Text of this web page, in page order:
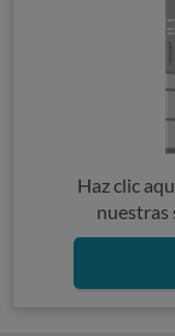
Haz clic
nuestras